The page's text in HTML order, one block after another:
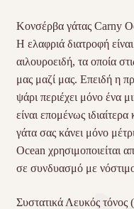
Κονσέρβα γάτας Carny
Η ελαφριά διατροφή
αιλουροειδή, τα οποία
μας μαζί μας. Επειδή η
ψάρι περιέχει μόνο ένα
είναι επομένως
γάτα σας κάνει μόνο
Ocean χρησιμοποιείται
σε συνδυασμό με
Συστατικά Λευκός τόνος